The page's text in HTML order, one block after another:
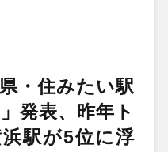
・住みたい駅
発表、昨年ト
駅が5位に浮